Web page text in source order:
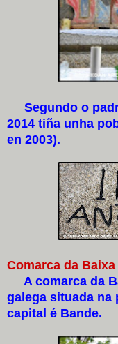
Segundo o
2014 tiña unha
en 2003).
Comarca da
A comarca da
galega situada na
capital é Bande.